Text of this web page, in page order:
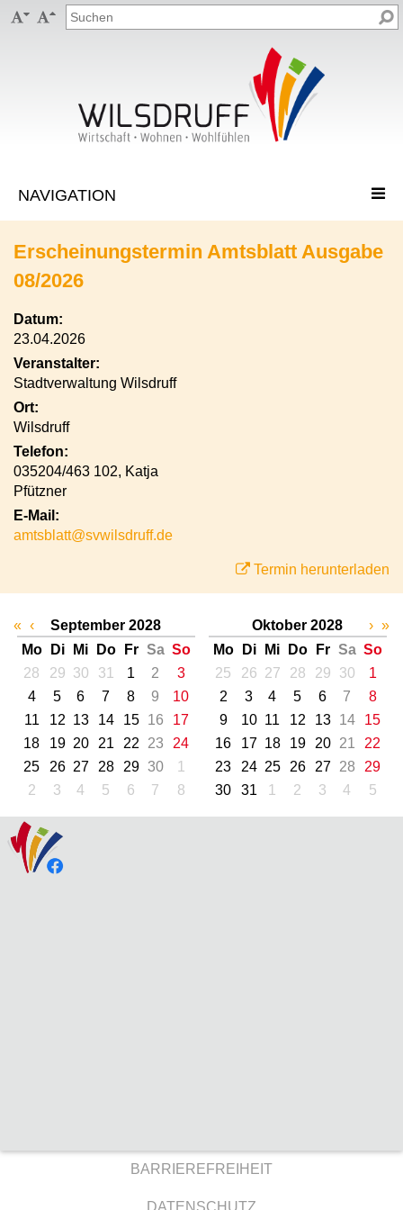
 
Erscheinungstermin Amtsblatt Ausgabe
08/2026
Datum:
23.04.2026
Veranstalter:
Stadtverwaltung Wilsdruff
Ort:
Wilsdruff
Telefon:
035204/463 102, Katja
Pfützner
E-Mail:
amtsblatt@svwilsdruff.de
Termin herunterladen
« ‹
September 2028
Mo
Di Mi Do Fr Sa So
28
29 30 31 1 2
3
4
5 6 7 8 9
10
11
12 13 14 15 16
17
18
19 20 21 22 23
24
25
26 27 28 29 30
1
2
3 4 5 6 7 8
Oktober 2028
Mo
Di Mi Do Fr Sa So
25
26 27 28 29 30
1
2
3 4 5 6 7
8
9
10 11 12 13 14
15
16
17 18 19 20 21
22
23
24 25 26 27 28
29
30
31 1 2 3 4 5
› »
BARRIEREFREIHEIT
DATENSCHUTZ